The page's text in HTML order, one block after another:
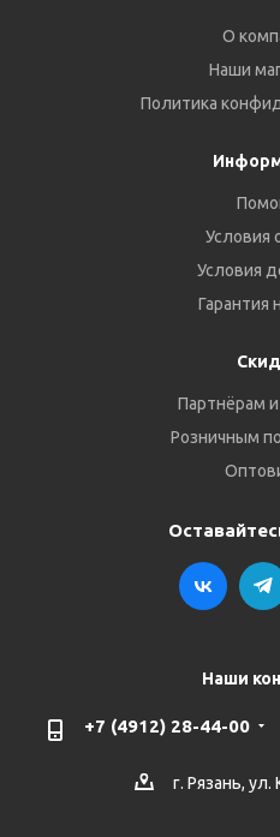
О
Наши
Политика
Условия
Условия
Гарантия
Партнёрам
Розничным
Наши
+7 (4912) 28-44-00
г. Рязань, ул.